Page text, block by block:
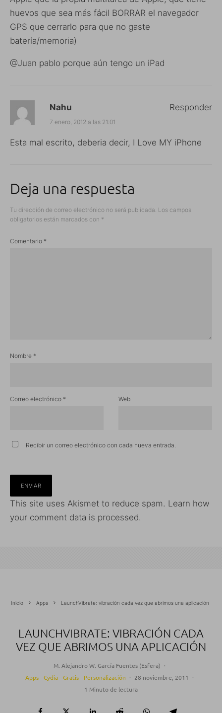
huevos que sea más fácil BORRAR el navegador
GPS que cerrarlo para que no gaste
batería/memoria)
@Juan pablo porque aún tengo un iPad
Nahu
7 enero, 2012 a las 21:01
Esta mal escrito, deberia decir, I Love MY iPhone
Responder
Deja una respuesta
Tu dirección de correo electrónico no será publicada. Los campos
obligatorios están marcados con *
Comentario *
Nombre *
Correo electrónico * Web
Recibir un correo electrónico con cada nueva entrada.
This site uses Akismet to reduce spam. Learn how
your comment data is processed.
Inicio Apps LaunchVibrate: vibración cada vez que abrimos una aplicación
LAUNCHVIBRATE: VIBRACIÓN CADA
VEZ QUE ABRIMOS UNA APLICACIÓN
M. Alejandro W. García Fuentes (Esfera) ·
Apps
Cydia Gratis Personalización · 28 noviembre, 2011
·
1 Minuto de lectura